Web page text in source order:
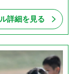
詳細を見る